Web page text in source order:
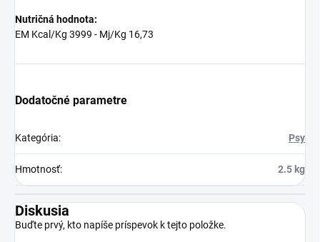
Nutričná hodnota:
EM Kcal/Kg 3999 - Mj/Kg 16,73
Dodatočné parametre
Kategória: Psy
Hmotnosť: 2.5 kg
Diskusia
Buďte prvý, kto napíše príspevok k tejto položke.